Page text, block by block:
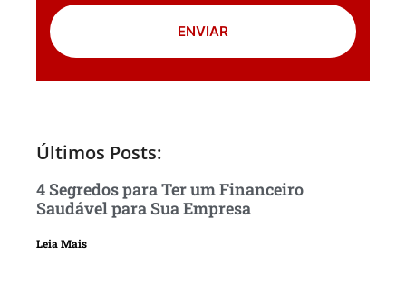
ENVIAR
Últimos Posts:
4 Segredos para Ter um Financeiro
Saudável para Sua Empresa
Leia Mais